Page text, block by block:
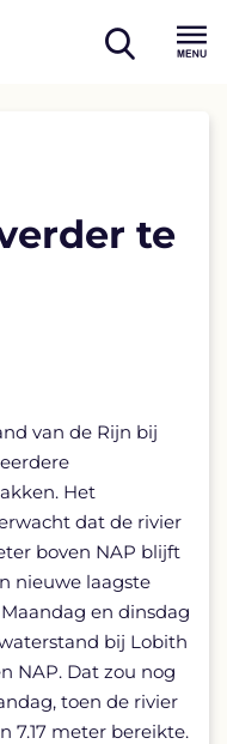
open
te
van de Rijn bij
Het
dat de rivier
boven NAP blijft
nieuwe laagste
en dinsdag
bij Lobith
NAP. Dat zou nog
toen de rivier
7.17 meter bereikte.